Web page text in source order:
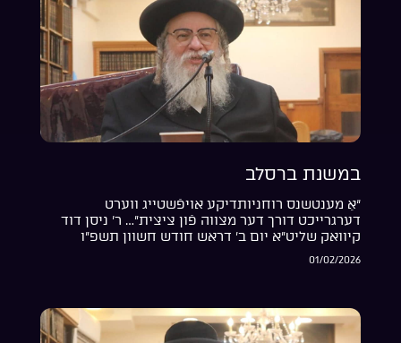
במשנת ברסלב
“אַ מענטשנס רוחניותדיקע אויפֿשטייג ווערט
דערגרייכט דורך דער מצווה פֿון ציצית”… ר’ ניסן דוד
קיוואק שליט”א יום ב’ דראש חודש חשוון תשפ”ו
01/02/2026